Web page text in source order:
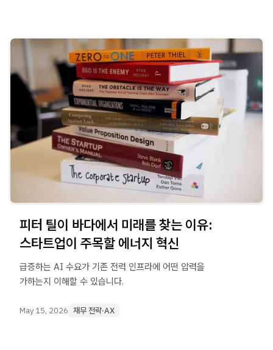
피터 틸이 바다에서 미래를 찾는 이유:
스타트업이 주목할 에너지 혁신
급증하는 AI 수요가 기존 전력 인프라에 어떤 압력을
가하는지 이해할 수 있습니다.
May 15, 2026 재무 전략·AX